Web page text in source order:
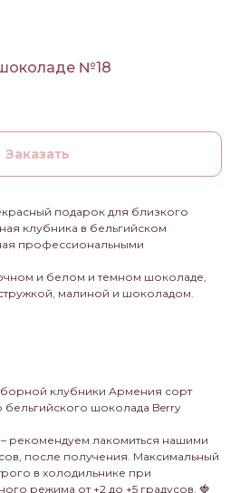
№18
Заказать
подарок для близкого
клубника в бельгийском
профессиональными
и белом и темном шоколаде,
малиной и шоколадом.
клубники Армения сорт
шоколада Berry
рекомендуем лакомиться нашими
после получения. Максимальный
в холодильнике при
режима от +2 до +5 градусов. 🍓